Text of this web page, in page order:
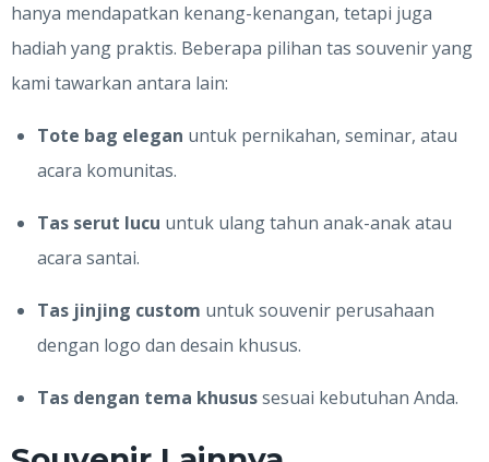
hanya mendapatkan kenang-kenangan, tetapi juga
hadiah yang praktis. Beberapa pilihan tas souvenir yang
kami tawarkan antara lain:
Tote bag elegan untuk pernikahan, seminar, atau
acara komunitas.
Tas serut lucu untuk ulang tahun anak-anak atau
acara santai.
Tas jinjing custom untuk souvenir perusahaan
dengan logo dan desain khusus.
Tas dengan tema khusussesuai kebutuhan Anda.